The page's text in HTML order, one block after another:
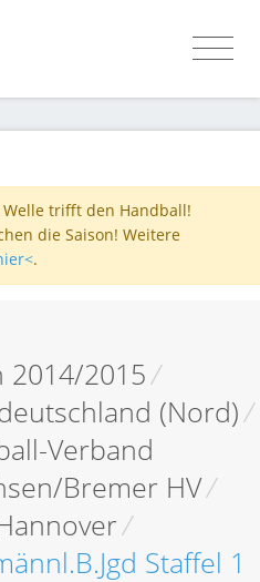
Welle trifft den Handball!
die Saison! Weitere
.
2014/2015/
(Nord)/
Verband
Bremer HV/
/
Staffel 1